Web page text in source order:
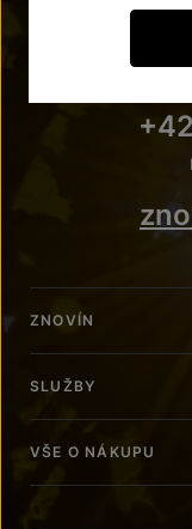
ZNOVÍN
SLUŽBY
VŠE O NÁKUPU